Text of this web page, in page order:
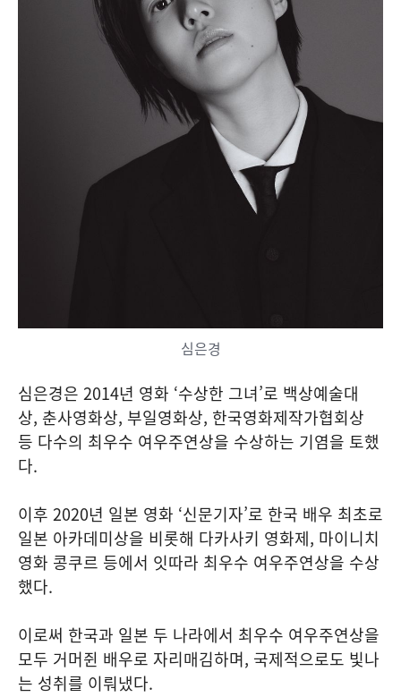
심은경
심은경은 2014년 영화 ‘수상한 그녀’로 백상예술대
상, 춘사영화상, 부일영화상, 한국영화제작가협회상
등 다수의 최우수 여우주연상을 수상하는 기염을 토했
다.
이후 2020년 일본 영화 ‘신문기자’로 한국 배우 최초로
일본 아카데미상을 비롯해 다카사키 영화제, 마이니치
영화 콩쿠르 등에서 잇따라 최우수 여우주연상을 수상
했다.
이로써 한국과 일본 두 나라에서 최우수 여우주연상을
모두 거머쥔 배우로 자리매김하며, 국제적으로도 빛나
는 성취를 이뤄냈다.